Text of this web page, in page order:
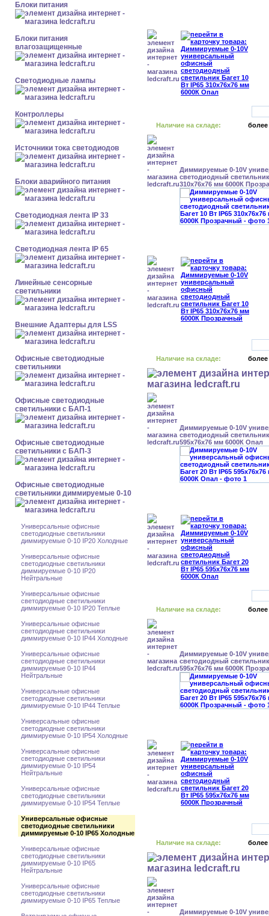
Блоки питания
Блоки питания
влагозащищенные
Светодиодные лампы
Контроллеры
Источники тока светодиодов
Блоки аварийного питания
Светодиодная лента IP 33
Светодиодная лента IP 65
Линейные сенсорные
светильники
Внешние Адаптеры для LSS
Офисные светодиодные
светильники
Офисные светодиодные
светильники с БАП-1
Офисные светодиодные
светильники с БАП-3
Офисные светодиодные
светильники диммируемые 0-10
Универсальные офисные
светодиодные светильники
диммируемые 0-10 IP20 Холодные
Универсальные офисные
светодиодные светильники
диммируемые 0-10 IP20
Нейтральные
Универсальные офисные
светодиодные светильники
диммируемые 0-10 IP20 Теплые
Универсальные офисные
светодиодные светильники
диммируемые 0-10 IP44 Холодные
Универсальные офисные
светодиодные светильники
диммируемые 0-10 IP44
Нейтральные
Универсальные офисные
светодиодные светильники
диммируемые 0-10 IP44 Теплые
Универсальные офисные
светодиодные светильники
диммируемые 0-10 IP54 Холодные
Универсальные офисные
светодиодные светильники
диммируемые 0-10 IP54
Нейтральные
Универсальные офисные
светодиодные светильники
диммируемые 0-10 IP54 Теплые
Универсальные офисные
светодиодные светильники
диммируемые 0-10 IP65 Холодные
Универсальные офисные
светодиодные светильники
диммируемые 0-10 IP65
Нейтральные
Универсальные офисные
светодиодные светильники
диммируемые 0-10 IP65 Теплые
Наличие на складе: более
Диммируемые 0-10V
светодиодный светильник
310x76x76 мм 6000К
Наличие на складе: более
Диммируемые 0-10V
светодиодный светильник
595x76x76 мм 6000К Опал
Наличие на складе: более
Диммируемые 0-10V
светодиодный светильник
595x76x76 мм 6000К
Наличие на складе: более
Диммируемые 0-10V